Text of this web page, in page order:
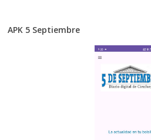
APK 5 Septiembre